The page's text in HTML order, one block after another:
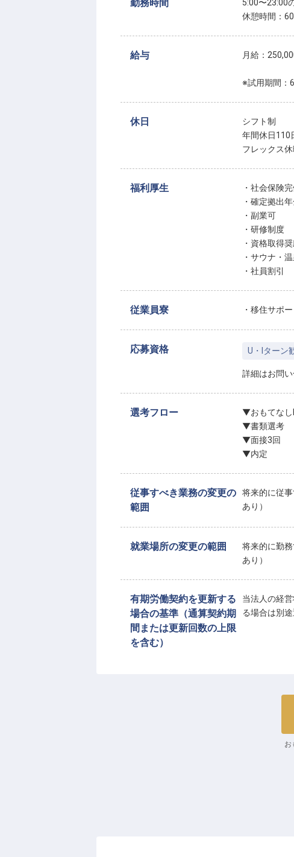
勤務時間
5:00〜23:00
休憩時間：
給与 月給：
※試用期間：
休日
シフト制
年間休日110
フレックス
福利厚生
・社会保険
・確定拠出
・副業可
・研修制度
・資格取得
・サウナ・
・社員割引
従業員寮 ・移住サポー
応募資格 U・Iターン
詳細はお問
選考フロー
▼おもてなし
▼書類選考
▼面接3回
▼内定
従事すべき業務の変更の
範囲
将来的に従
あり）
就業場所の変更の範囲
将来的に勤
あり）
有期労働契約を更新する
場合の基準（通算契約期
間または更新回数の上限
を含む）
当法人の経
る場合は別途
お